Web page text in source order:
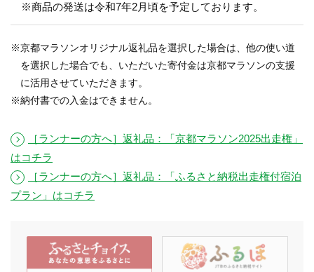
※商品の発送は令和7年2月頃を予定しております。
京都マラソンオリジナル返礼品を選択した場合は、他の使い道
を選択した場合でも、いただいた寄付金は京都マラソンの支援
に活用させていただきます。
納付書での入金はできません。
［ランナーの方へ］返礼品：「京都マラソン2025出走権」
はコチラ
［ランナーの方へ］返礼品：「ふるさと納税出走権付宿泊
プラン」はコチラ